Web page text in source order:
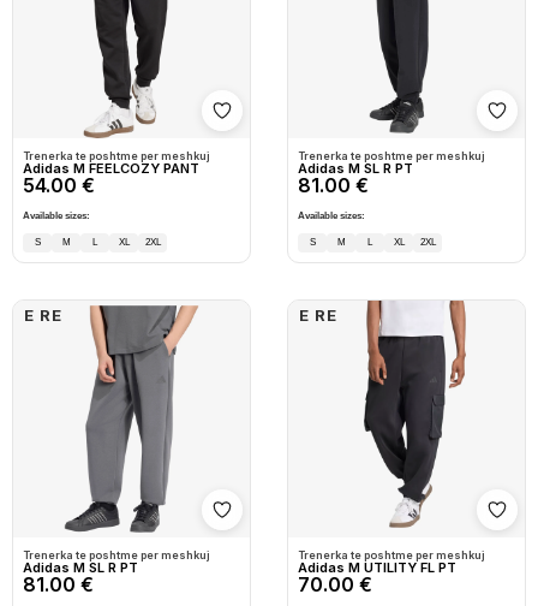
Shto në wishlist
Trenerka te poshtme per meshkuj
Adidas M FEELCOZY PANT
54.00 €
Available sizes:
S M L XL 2XL
Trenerka te poshtme per meshkuj
Adidas M SL R PT
81.00 €
Available sizes:
S M L XL 2XL
Shto në wishlist
E RE
Trenerka te poshtme per meshkuj
Adidas M SL R PT
81.00 €
E RE
Trenerka te poshtme per meshkuj
Adidas M UTILITY FL PT
70.00 €